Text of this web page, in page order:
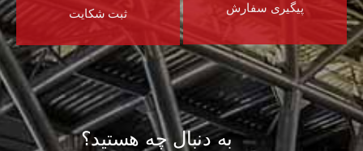
پیگیری سفارش ثبت شکایت
به دنبال چه هستید؟